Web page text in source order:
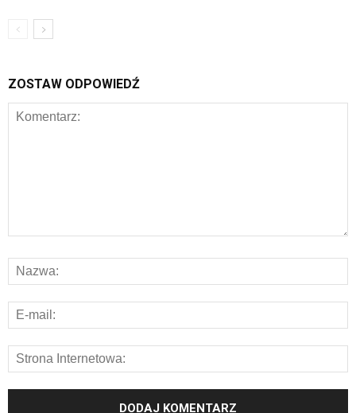
ZOSTAW ODPOWIEDŹ